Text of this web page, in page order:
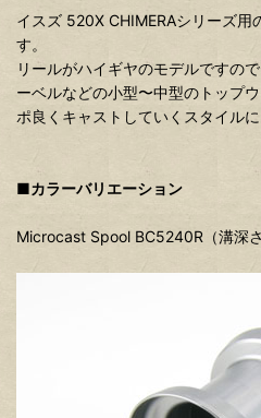
イスズ 520X CHIMERAシリーズ用
す。
リールがハイギヤのモデルですの
ーベルなどの小型〜中型のトップ
ポ良くキャストしていくスタイル
■カラーバリエーション
Microcast Spool BC5240R（溝深